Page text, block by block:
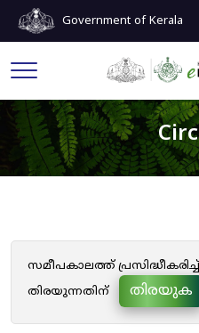
Government of Kerala
സമീപകാലത്ത്
തിരയുന്നതിന്
തിരയുക